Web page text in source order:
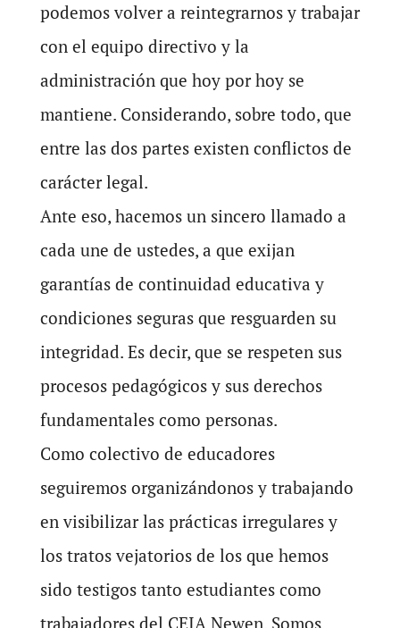
podemos volver a reintegrarnos y trabajar
con el equipo directivo y la
administración que hoy por hoy se
mantiene. Considerando, sobre todo, que
entre las dos partes existen conflictos de
carácter legal.
Ante eso, hacemos un sincero llamado a
cada une de ustedes, a que exijan
garantías de continuidad educativa y
condiciones seguras que resguarden su
integridad. Es decir, que se respeten sus
procesos pedagógicos y sus derechos
fundamentales como personas.
Como colectivo de educadores
seguiremos organizándonos y trabajando
en visibilizar las prácticas irregulares y
los tratos vejatorios de los que hemos
sido testigos tanto estudiantes como
trabajadores del CEIA Newen. Somos